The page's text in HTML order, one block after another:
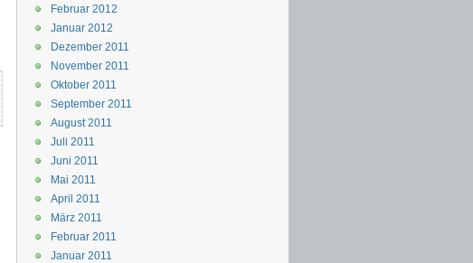
Februar 2012
Januar 2012
Dezember 2011
November 2011
Oktober 2011
September 2011
August 2011
Juli 2011
Juni 2011
Mai 2011
April 2011
März 2011
Februar 2011
Januar 2011